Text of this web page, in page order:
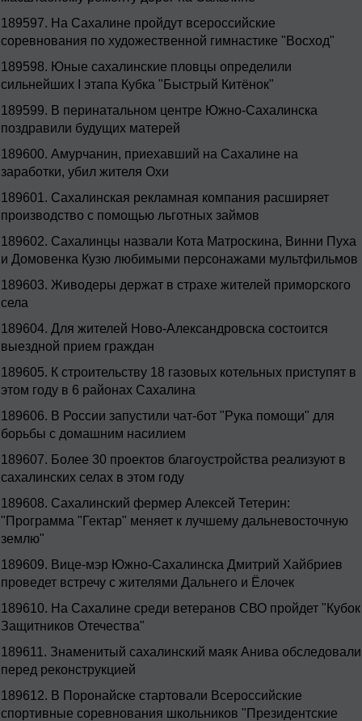
189597. На Сахалине пройдут всероссийские
соревнования по художественной гимнастике "Восход"
189598. Юные сахалинские пловцы определили
сильнейших I этапа Кубка "Быстрый Китёнок"
189599. В перинатальном центре Южно-Сахалинска
поздравили будущих матерей
189600. Амурчанин, приехавший на Сахалине на
заработки, убил жителя Охи
189601. Сахалинская рекламная компания расширяет
производство с помощью льготных займов
189602. Сахалинцы назвали Кота Матроскина, Винни Пуха
и Домовенка Кузю любимыми персонажами мультфильмов
189603. Живодеры держат в страхе жителей приморского
села
189604. Для жителей Ново-Александровска состоится
выездной прием граждан
189605. К строительству 18 газовых котельных приступят в
этом году в 6 районах Сахалина
189606. В России запустили чат-бот "Рука помощи" для
борьбы с домашним насилием
189607. Более 30 проектов благоустройства реализуют в
сахалинских селах в этом году
189608. Сахалинский фермер Алексей Тетерин:
"Программа "Гектар" меняет к лучшему дальневосточную
землю"
189609. Вице-мэр Южно-Сахалинска Дмитрий Хайбриев
проведет встречу с жителями Дальнего и Ёлочек
189610. На Сахалине среди ветеранов СВО пройдет "Кубок
Защитников Отечества"
189611. Знаменитый сахалинский маяк Анива обследовали
перед реконструкцией
189612. В Поронайске стартовали Всероссийские
спортивные соревнования школьников "Президентские